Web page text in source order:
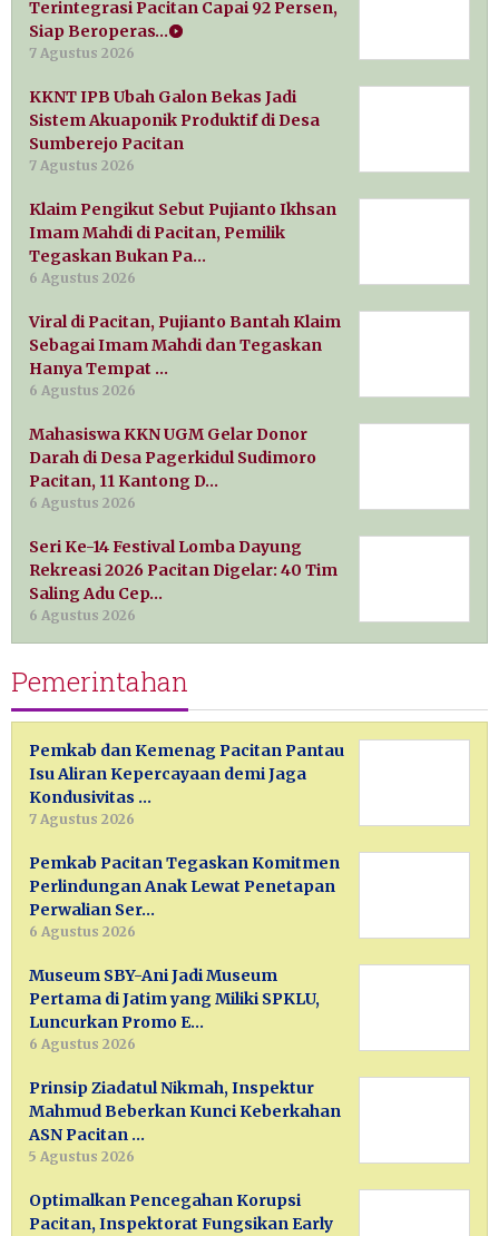
Terintegrasi Pacitan Capai 92 Persen,
Siap Beroperas…
7 Agustus 2026
KKNT IPB Ubah Galon Bekas Jadi
Sistem Akuaponik Produktif di Desa
Sumberejo Pacitan
7 Agustus 2026
Klaim Pengikut Sebut Pujianto Ikhsan
Imam Mahdi di Pacitan, Pemilik
Tegaskan Bukan Pa…
6 Agustus 2026
Viral di Pacitan, Pujianto Bantah Klaim
Sebagai Imam Mahdi dan Tegaskan
Hanya Tempat …
6 Agustus 2026
Mahasiswa KKN UGM Gelar Donor
Darah di Desa Pagerkidul Sudimoro
Pacitan, 11 Kantong D…
6 Agustus 2026
Seri Ke-14 Festival Lomba Dayung
Rekreasi 2026 Pacitan Digelar: 40 Tim
Saling Adu Cep…
6 Agustus 2026
Pemerintahan
Pemkab dan Kemenag Pacitan Pantau
Isu Aliran Kepercayaan demi Jaga
Kondusivitas …
7 Agustus 2026
Pemkab Pacitan Tegaskan Komitmen
Perlindungan Anak Lewat Penetapan
Perwalian Ser…
6 Agustus 2026
Museum SBY-Ani Jadi Museum
Pertama di Jatim yang Miliki SPKLU,
Luncurkan Promo E…
6 Agustus 2026
Prinsip Ziadatul Nikmah, Inspektur
Mahmud Beberkan Kunci Keberkahan
ASN Pacitan …
5 Agustus 2026
Optimalkan Pencegahan Korupsi
Pacitan, Inspektorat Fungsikan Early